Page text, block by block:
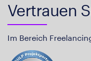
Vertrauen
Im Bereich